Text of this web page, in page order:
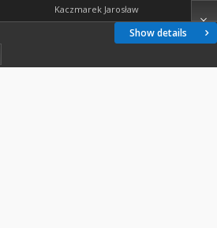
Show details
Kaczmarek Jarosław